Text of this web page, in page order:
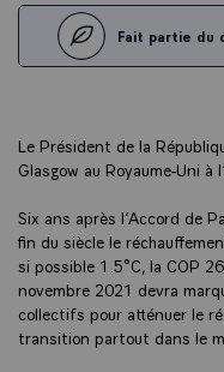
Fait partie du
Le Président de la
Glasgow au Royaume-Uni à
Six ans après l’Accord de
fin du siècle le
si possible 1.5°C, la COP
novembre 2021 devra
collectifs pour atténuer le
transition partout dans le